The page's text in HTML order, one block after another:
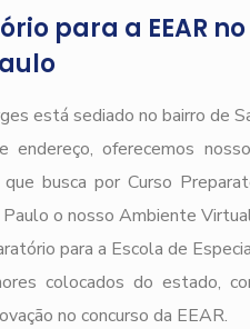
para a EEAR
está sediado no bairro de
endereço, oferecemos
busca por Curso
Paulo o nosso Ambiente
para a Escola de
colocados do estado,
no concurso da EEAR.